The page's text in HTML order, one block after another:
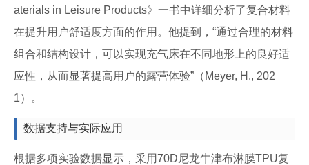
aterials in Leisure Products》一书中详细分析了复合材料
在提升用户舒适度方面的作用。他提到，“通过合理的材料
组合和结构设计，可以实现充气床在不同地形上的良好适
应性，从而显著提高用户的露营体验”（Meyer, H., 202
1）。
数据支持与实际应用
根据多项实验数据显示，采用70D尼龙牛津布淋膜TPU复